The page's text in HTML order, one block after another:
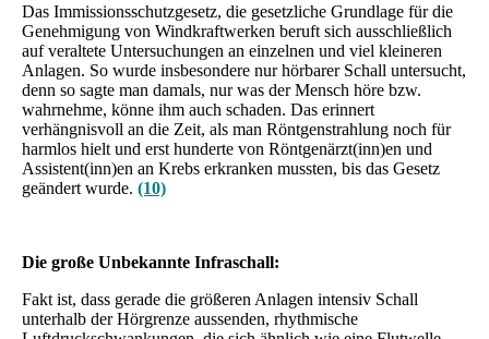
Das Immissionsschutzgesetz, die gesetzliche Grundlage für die
Genehmigung von Windkraftwerken beruft sich ausschließlich
auf veraltete Untersuchungen an einzelnen und viel kleineren
Anlagen. So wurde insbesondere nur hörbarer Schall untersucht,
denn so sagte man damals, nur was der Mensch höre bzw.
wahrnehme, könne ihm auch schaden. Das erinnert
verhängnisvoll an die Zeit, als man Röntgenstrahlung noch für
harmlos hielt und erst hunderte von Röntgenärzt(inn)en und
Assistent(inn)en an Krebs erkranken mussten, bis das Gesetz
geändert wurde. (10)
Die große Unbekannte Infraschall:
Fakt ist, dass gerade die größeren Anlagen intensiv Schall
unterhalb der Hörgrenze aussenden, rhythmische